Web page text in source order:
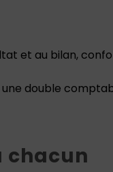
et au bilan,
double
chacun